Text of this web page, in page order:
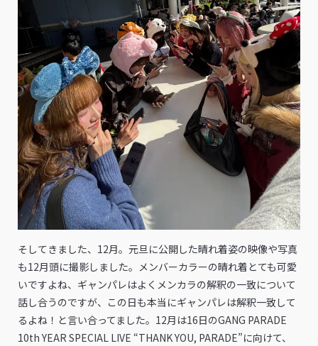
そしてきました、12月。元旦に公開した晴れ着姿の映像や写真
も12月頭に撮影しました。メンバーカラーの晴れ着とても可愛
いですよね、ギャンパレはよくメンカラの解釈の一致について
話し合うのですが、この日も本当にギャンパレは解釈一致して
るよね！と言い合ってました。12月は16日のGANG PARADE
10th YEAR SPECIAL LIVE “THANK YOU, PARADE”に向けて、